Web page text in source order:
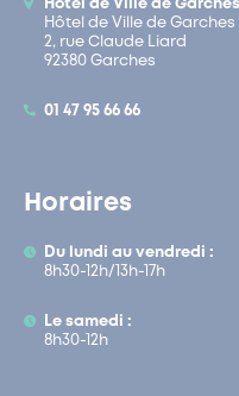
Hôtel de Ville de Garches
Hôtel de Ville de Garches
2, rue Claude Liard
92380 Garches
01 47 95 66 66
Horaires
Du lundi au vendredi :
8h30-12h/13h-17h
Le samedi :
8h30-12h